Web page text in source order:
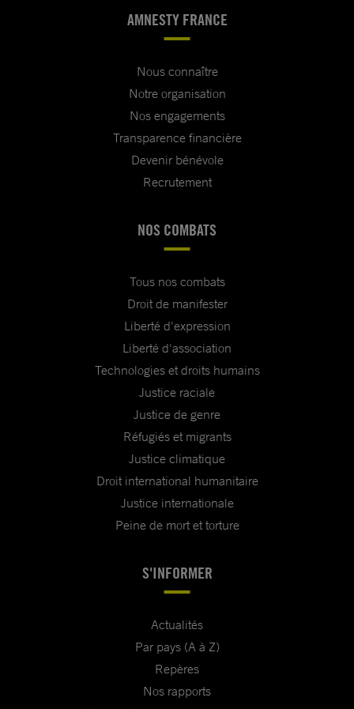
AMNESTY FRANCE
Nous connaître
Notre organisation
Nos engagements
Transparence financière
Devenir bénévole
Recrutement
NOS COMBATS
Tous nos combats
Droit de manifester
Liberté d'expression
Liberté d'association
Technologies et droits humains
Justice raciale
Justice de genre
Réfugiés et migrants
Justice climatique
Droit international humanitaire
Justice internationale
Peine de mort et torture
S'INFORMER
Actualités
Par pays (A à Z)
Repères
Nos rapports